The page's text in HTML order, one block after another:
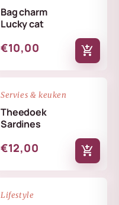
Bag charm
Lucky cat
€10,00 add_shopping_cart
NIEUW
Servies & keuken
Theedoek
Sardines
€12,00 add_shopping_cart
NIEUW
Lifestyle